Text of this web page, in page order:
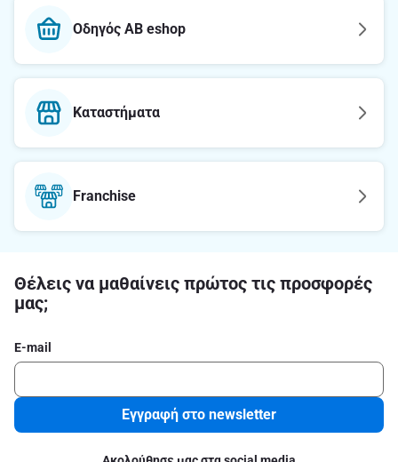
Οδηγός AB eshop
Καταστήματα
Franchise
Θέλεις να μαθαίνεις πρώτος τις προσφορές
μας;
E-mail
Εγγραφή στο newsletter